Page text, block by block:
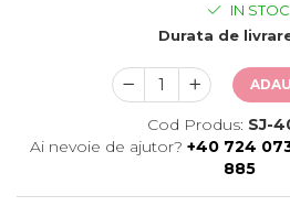
IN STOC
Durata de
Cod Produs: SJ-
Ai nevoie de ajutor? +40 724
885